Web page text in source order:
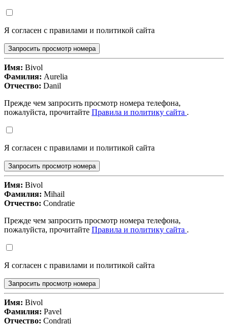
Я согласен с правилами и политикой сайта
Запросить просмотр номера
Имя: Bivol
Фамилия: Aurelia
Отчество: Danil
Прежде чем запросить просмотр номера телефона,
пожалуйста, прочитайте Правила и политику сайта .
Я согласен с правилами и политикой сайта
Запросить просмотр номера
Имя: Bivol
Фамилия: Mihail
Отчество: Condratie
Прежде чем запросить просмотр номера телефона,
пожалуйста, прочитайте Правила и политику сайта .
Я согласен с правилами и политикой сайта
Запросить просмотр номера
Имя: Bivol
Фамилия: Pavel
Отчество: Condrati